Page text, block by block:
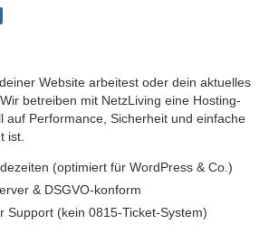
Website arbeitest oder dein aktuelles
betreiben mit NetzLiving eine Hosting-
auf Performance, Sicherheit und einfache
ist.
(optimiert für WordPress & Co.)
& DSGVO-konform
Support (kein 0815-Ticket-System)